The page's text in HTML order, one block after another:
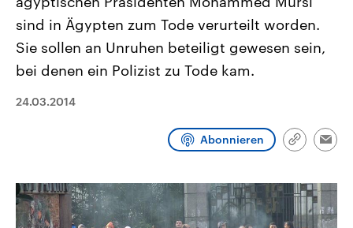
Landtagswahl Sachsen-Anhalt
2026
Alle Informationen
Sachsen-Anhalt wählt am 6.
September 2026 einen neuen
Landtag. Seit 2021 wird das
CDU, SPD und FDP regiert.-
Wahlprogramme, aktuelle Berichte
und Hintergründe zu den Parteien
und Kandidaten der anstehenden
Aktuelle Beiträge,
Hintergründe
Wirtschaftlich und
gehören die Vereinigten
den mächtigsten Ländern
Programm Podcasts
Audio-Archiv
sind in Ägypten zum Tode verurteilt worden.
Sie sollen an Unruhen beteiligt gewesen sein,
bei denen ein Polizist zu Tode kam.
24.03.2014
Abonnieren
Link